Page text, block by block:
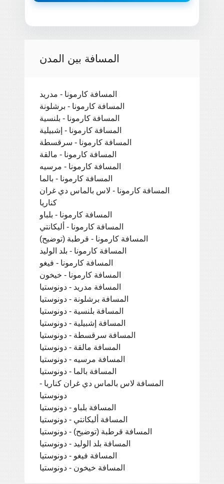
المسافة بين المدن
المسافة كارمونا - مدريد
المسافة كارمونا - برشلونة
المسافة كارمونا - بلنسية
المسافة كارمونا - إشبيلية
المسافة كارمونا - سرقسطة
المسافة كارمونا - مالقة
المسافة كارمونا - مرسيه
المسافة كارمونا - بالما
المسافة كارمونا - لاس بالماس دي غران
كناريا
المسافة كارمونا - بلباو
المسافة كارمونا - أليكانتي
المسافة كارمونا - قرطبة (توضيح)
المسافة كارمونا - بلد الوليد
المسافة كارمونا - فيغو
المسافة كارمونا - خيخون
المسافة مدريد - دونوستيا
المسافة برشلونة - دونوستيا
المسافة بلنسية - دونوستيا
المسافة إشبيلية - دونوستيا
المسافة سرقسطة - دونوستيا
المسافة مالقة - دونوستيا
المسافة مرسيه - دونوستيا
المسافة بالما - دونوستيا
المسافة لاس بالماس دي غران كناريا -
دونوستيا
المسافة بلباو - دونوستيا
المسافة أليكانتي - دونوستيا
المسافة قرطبة (توضيح) - دونوستيا
المسافة بلد الوليد - دونوستيا
المسافة فيغو - دونوستيا
المسافة خيخون - دونوستيا